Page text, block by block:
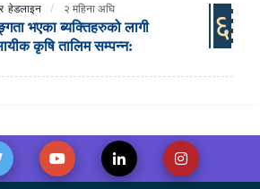
हेडलाइन २ महिना अघि
भएका ब्यक्तिहरुको लागी
कृषि तालिम सम्पन्न:
६